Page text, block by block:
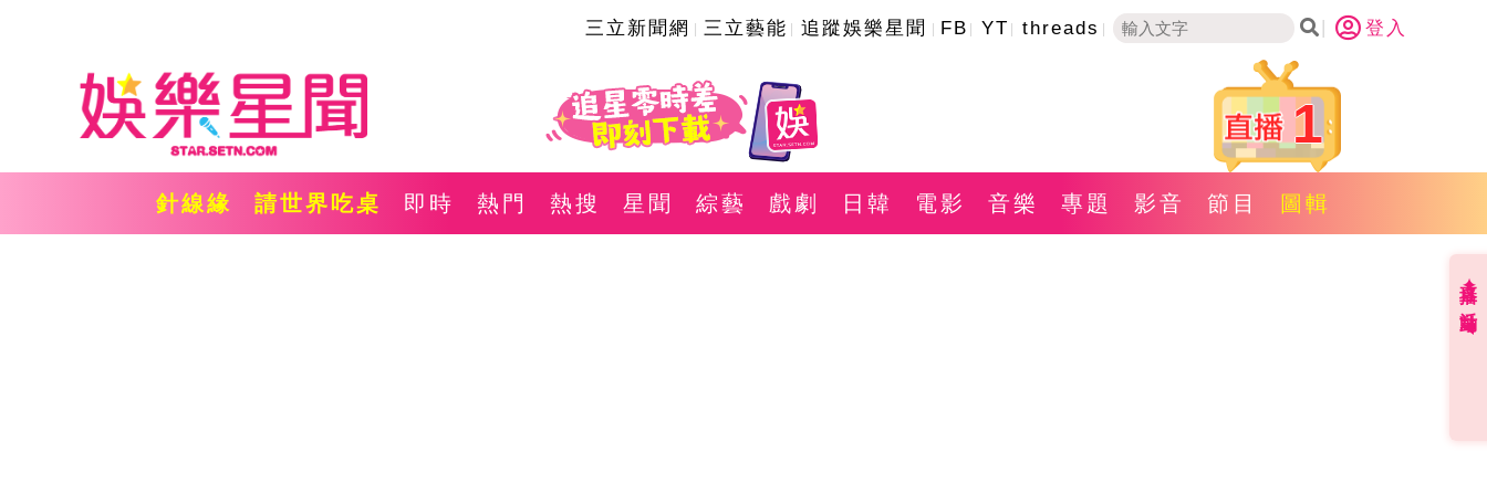
三立新聞網 三立藝能 追蹤娛樂星聞 FB YT threads 登入
1
針線緣 請世界吃桌 即時 熱門 熱搜 星聞 綜藝 戲劇 日韓 電影 音樂 專題 影音 節目 圖輯
直播✦活動